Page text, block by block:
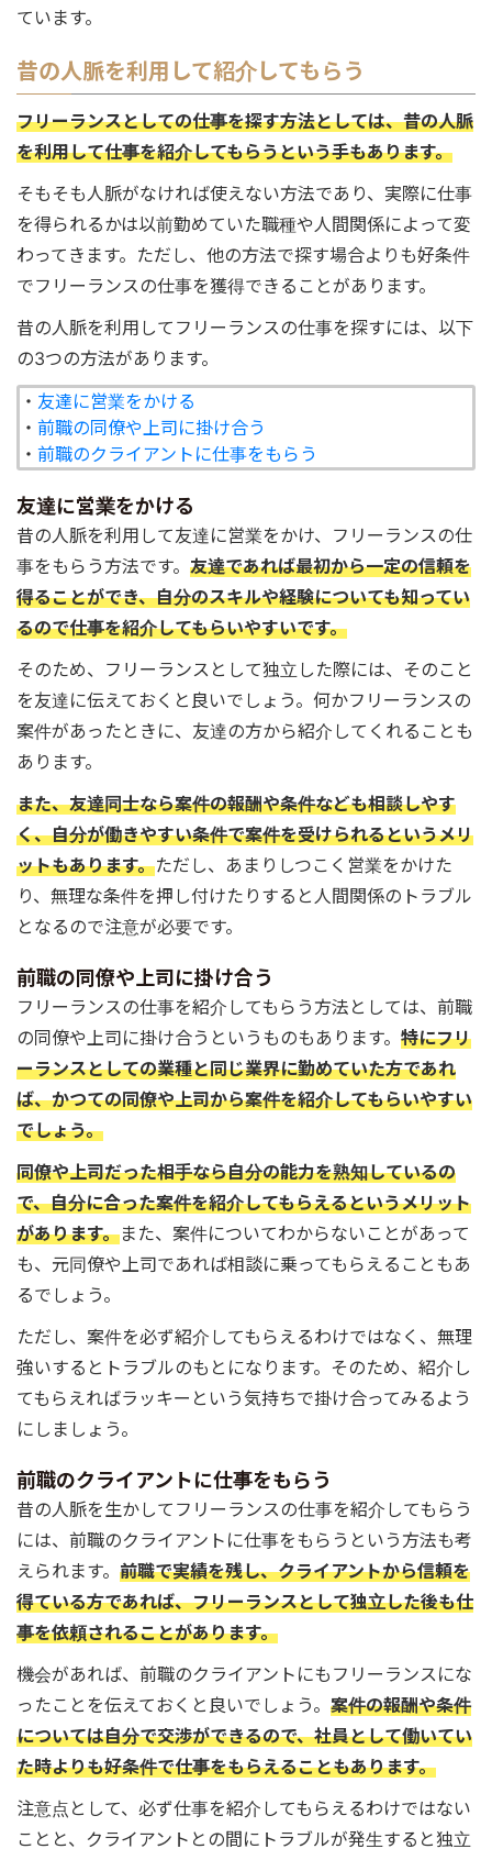
ています。
昔の人脈を利用して紹介してもらう
フリーランスとしての仕事を探す方法としては、昔の人脈
を利用して仕事を紹介してもらうという手もあります。
そもそも人脈がなければ使えない方法であり、実際に仕事
を得られるかは以前勤めていた職種や人間関係によって変
わってきます。ただし、他の方法で探す場合よりも好条件
でフリーランスの仕事を獲得できることがあります。
昔の人脈を利用してフリーランスの仕事を探すには、以下
の3つの方法があります。
・ 友達に営業をかける
・ 前職の同僚や上司に掛け合う
・ 前職のクライアントに仕事をもらう
友達に営業をかける
昔の人脈を利用して友達に営業をかけ、フリーランスの仕
事をもらう方法です。 友達であれば最初から一定の信頼を
得ることができ、自分のスキルや経験についても知ってい
るので仕事を紹介してもらいやすいです。
そのため、フリーランスとして独立した際には、そのこと
を友達に伝えておくと良いでしょう。何かフリーランスの
案件があったときに、友達の方から紹介してくれることも
あります。
また、友達同士なら案件の報酬や条件なども相談しやす
く、自分が働きやすい条件で案件を受けられるというメリ
ットもあります。ただし、あまりしつこく営業をかけた
り、無理な条件を押し付けたりすると人間関係のトラブル
となるので注意が必要です。
前職の同僚や上司に掛け合う
フリーランスの仕事を紹介してもらう方法としては、前職
の同僚や上司に掛け合うというものもあります。 特にフリ
ーランスとしての業種と同じ業界に勤めていた方であれ
ば、かつての同僚や上司から案件を紹介してもらいやすい
でしょう。
同僚や上司だった相手なら自分の能力を熟知しているの
で、自分に合った案件を紹介してもらえるというメリット
があります。また、案件についてわからないことがあって
も、元同僚や上司であれば相談に乗ってもらえることもあ
るでしょう。
ただし、案件を必ず紹介してもらえるわけではなく、無理
強いするとトラブルのもとになります。そのため、紹介し
てもらえればラッキーという気持ちで掛け合ってみるよう
にしましょう。
前職のクライアントに仕事をもらう
昔の人脈を生かしてフリーランスの仕事を紹介してもらう
には、前職のクライアントに仕事をもらうという方法も考
えられます。 前職で実績を残し、クライアントから信頼を
得ている方であれば、フリーランスとして独立した後も仕
事を依頼されることがあります。
機会があれば、前職のクライアントにもフリーランスにな
ったことを伝えておくと良いでしょう。 案件の報酬や条件
については自分で交渉ができるので、社員として働いてい
た時よりも好条件で仕事をもらえることもあります。
注意点として、必ず仕事を紹介してもらえるわけではない
ことと、クライアントとの間にトラブルが発生すると独立